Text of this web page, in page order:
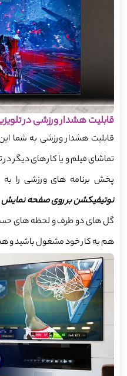
قابلیت هشدار ورزشی در تلویزیون
قابلیت هشدار ورزشی به شما
پخش برنامه های ورزشی را
نوتیفیکشن بر روی صفحه نمایش
گل های دو طرف و لحظه های
هم به کار خود مشغول باشید و